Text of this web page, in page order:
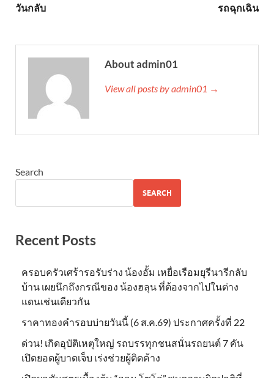
วันกลับ
รถฉุกเฉิน
About admin01
View all posts by admin01 →
Search
SEARCH
Recent Posts
ครอบครัวเศร้ารอรับร่าง น้องอั้ม เหยื่อเรือมยุรีนารีกลับ
บ้าน เผยนึกถึงกรณีของ น้องฮลุน ที่ต้องจากไปในต่าง
แดนเช่นเดียวกัน
ราคาทองคำรอบบ่ายวันนี้ (6 ส.ค.69) ประกาศครั้งที่ 22
ด่วน! เกิดอุบัติเหตุใหญ่ รถบรรทุกชนสนั่นรถยนต์ 7 คัน
เปิดยอดผู้บาดเจ็บ เร่งช่วยผู้ติดค้าง